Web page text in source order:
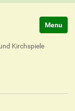
Kirchspiele